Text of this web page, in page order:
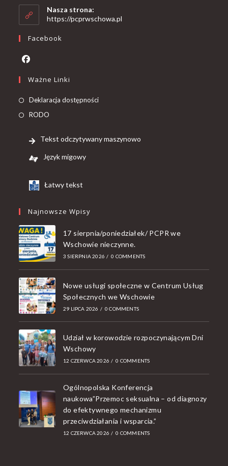
Nasza strona:
https://pcprwschowa.pl
Facebook
Ważne Linki
Deklaracja dostępności
RODO
Tekst odczytywany maszynowo
Język migowy
Łatwy tekst
Najnowsze Wpisy
17 sierpnia/poniedziałek/ PCPR we
Wschowie nieczynne.
3 SIERPNIA 2026 / 0 COMMENTS
Nowe usługi społeczne w Centrum Usług
Społecznych we Wschowie
29 LIPCA 2026 / 0 COMMENTS
Udział w korowodzie rozpoczynającym Dni
Wschowy
12 CZERWCA 2026 / 0 COMMENTS
Ogólnopolska Konferencja
naukowa”Przemoc seksualna – od diagnozy
do efektywnego mechanizmu
przeciwdziałania i wsparcia.”
12 CZERWCA 2026 / 0 COMMENTS